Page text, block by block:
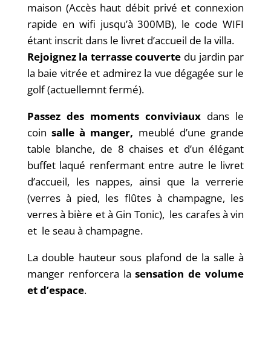
maison (Accès haut débit privé et connexion
rapide en wifi jusqu’à 300MB), le code WIFI
étant inscrit dans le livret d’accueil de la villa.
Rejoignez la terrasse couverte du jardin par
la baie vitrée et admirez la vue dégagée sur le
golf (actuellemnt fermé).
Passez des moments conviviaux dans le
coinsalle à manger, meublé d’une grande
table blanche, de 8 chaises et d’un élégant
buffet laqué renfermant entre autre le livret
d’accueil, les nappes, ainsi que la verrerie
(verres à pied, les flûtes à champagne, les
verres à bière et à Gin Tonic), les carafes à vin
et le seau à champagne.
La double hauteur sous plafond de la salle à
manger renforcera lasensation de volume
et d’espace.